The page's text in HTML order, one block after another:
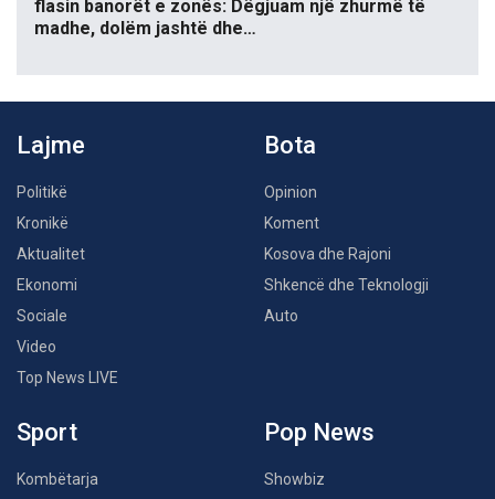
flasin banorët e zonës: Dëgjuam një zhurmë të
madhe, dolëm jashtë dhe…
Lajme
Politikë
Kronikë
Aktualitet
Ekonomi
Sociale
Video
Top News LIVE
Bota
Opinion
Koment
Kosova dhe Rajoni
Shkencë dhe Teknologji
Auto
Sport
Kombëtarja
Pop News
Showbiz